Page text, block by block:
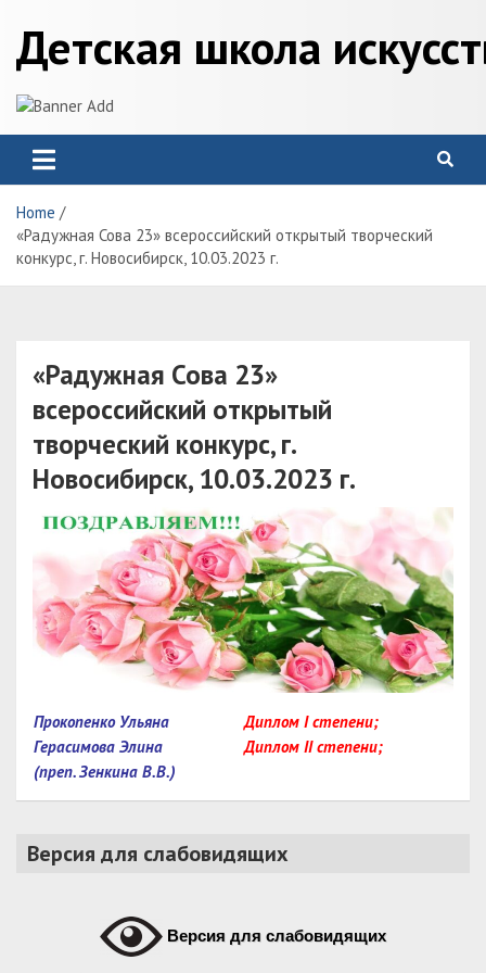
content
Детская школа
Home
«Радужная Сова 23» всероссийский открытый творческий
конкурс, г. Новосибирск, 10.03.2023 г.
«Радужная Сова 23»
всероссийский открытый
творческий конкурс, г.
Новосибирск, 10.03.2023 г.
Прокопенко Ульяна
Диплом I степени;
Герасимова Элина
Диплом II степени;
(преп. Зенкина В.В.)
Версия для слабовидящих
Версия для слабовидящих